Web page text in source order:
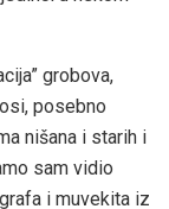
grobova,
posebno
nišana i starih i
sam vidio
i muvekita iz